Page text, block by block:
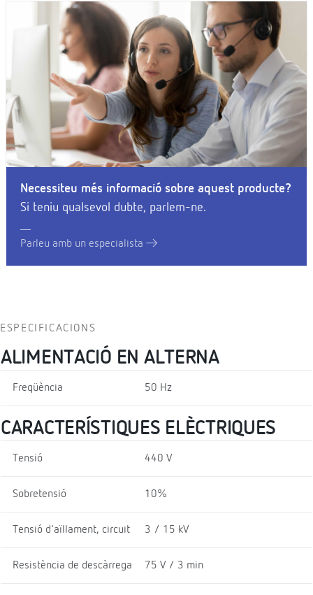
Necessiteu més informació sobre aquest producte?
Si teniu qualsevol dubte, parlem-ne.
Parleu amb un especialista
ESPECIFICACIONS
ALIMENTACIÓ EN ALTERNA
Freqüència 50 Hz
CARACTERÍSTIQUES ELÈCTRIQUES
Tensió 440 V
Sobretensió 10%
Tensió d'aïllament, circuit 3 / 15 kV
Resistència de descàrrega 75 V / 3 min